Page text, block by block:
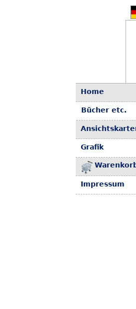
Home
Bücher etc.
Grafik
Impressum